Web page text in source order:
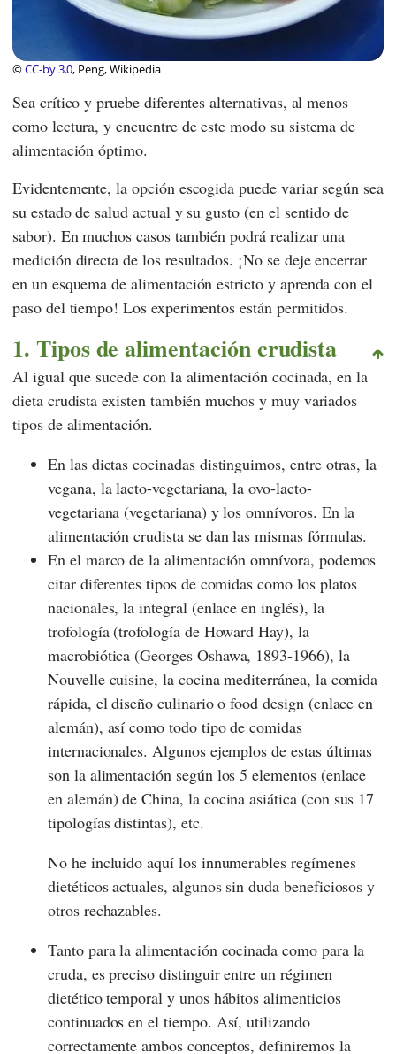
©CC-by 3.0, Peng, Wikipedia
Sea crítico y pruebe diferentes alternativas, al menos
como lectura, y encuentre de este modo su sistema de
alimentación óptimo.
Evidentemente, la opción escogida puede variar según sea
su estado de salud actual y su gusto (en el sentido de
sabor). En muchos casos también podrá realizar una
medición directa de los resultados. ¡No se deje encerrar
en un esquema de alimentación estricto y aprenda con el
paso del tiempo! Los experimentos están permitidos.
1. Tipos de alimentación crudista
Al igual que sucede con la alimentación cocinada, en la
dieta crudista existen también muchos y muy variados
tipos de alimentación.
En las dietas cocinadas distinguimos, entre otras, la
vegana, la lacto-vegetariana, la ovo-lacto-
vegetariana (vegetariana) y los omnívoros. En la
alimentación crudista se dan las mismas fórmulas.
En el marco de la alimentación omnívora, podemos
citar diferentes tipos de comidas como los platos
nacionales, la integral (enlace en inglés), la
trofología (trofología de Howard Hay), la
macrobiótica (Georges Oshawa, 1893-1966), la
Nouvelle cuisine, la cocina mediterránea, la comida
rápida, el diseño culinario o food design (enlace en
alemán), así como todo tipo de comidas
internacionales. Algunos ejemplos de estas últimas
son la alimentación según los 5 elementos (enlace
en alemán) de China, la cocina asiática (con sus 17
tipologías distintas), etc.
No he incluido aquí los innumerables regímenes
dietéticos actuales, algunos sin duda beneficiosos y
otros rechazables.
Tanto para la alimentación cocinada como para la
cruda, es preciso distinguir entre un régimen
dietético temporal y unos hábitos alimenticios
continuados en el tiempo. Así, utilizando
correctamente ambos conceptos, definiremos la